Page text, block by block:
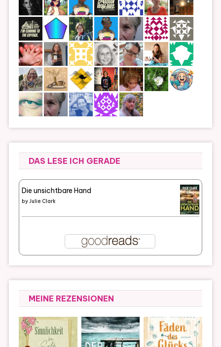
DAS LESE ICH GERADE
Die unsichtbare Hand
byJulie Clark
MEINE REZENSIONEN